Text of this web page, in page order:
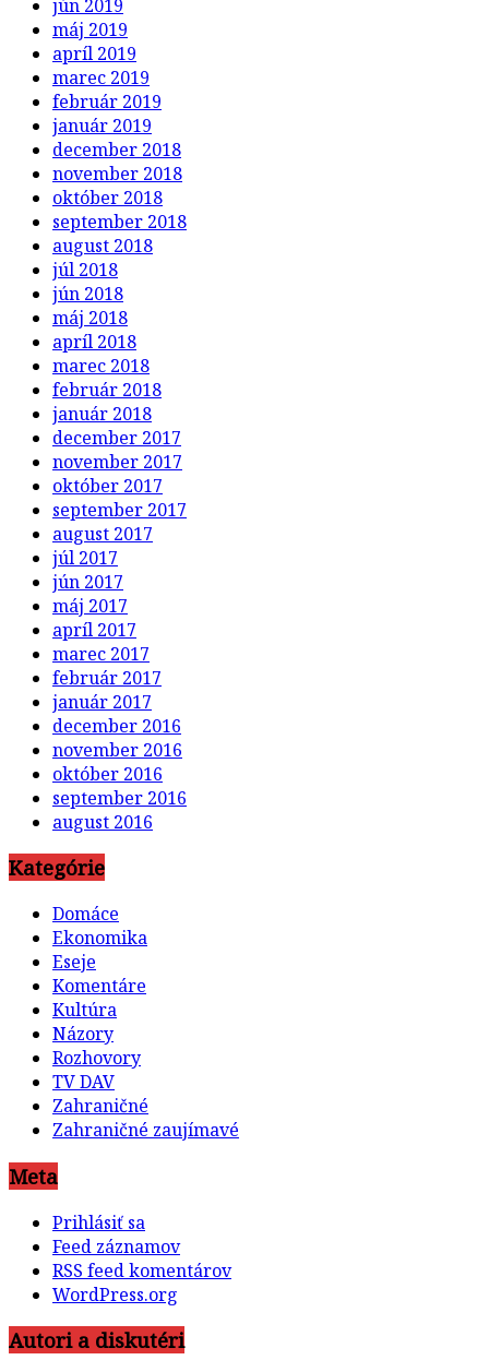
jún 2019
máj 2019
apríl 2019
marec 2019
február 2019
január 2019
december 2018
november 2018
október 2018
september 2018
august 2018
júl 2018
jún 2018
máj 2018
apríl 2018
marec 2018
február 2018
január 2018
december 2017
november 2017
október 2017
september 2017
august 2017
júl 2017
jún 2017
máj 2017
apríl 2017
marec 2017
február 2017
január 2017
december 2016
november 2016
október 2016
september 2016
august 2016
Kategórie
Domáce
Ekonomika
Eseje
Komentáre
Kultúra
Názory
Rozhovory
TV DAV
Zahraničné
Zahraničné zaujímavé
Meta
Prihlásiť sa
Feed záznamov
RSS feed komentárov
WordPress.org
Autori a diskutéri